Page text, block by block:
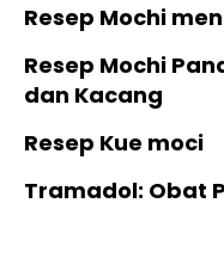
Resep Mochi
Resep Mochi
dan Kacang
Resep Kue moci
Tramadol: Obat